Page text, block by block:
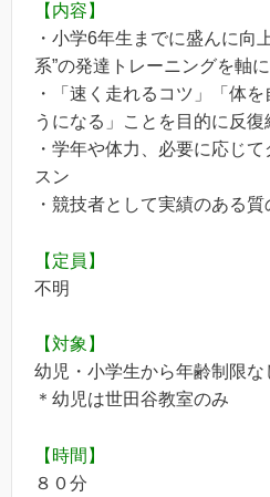
【内容】
・小学6年生までに盛んに向
系”の発達トレーニングを軸
・「速く走れるコツ」「体
うになる」ことを目的に反復
・学年や体力、必要に応じ
スン
・競技者として実績のある
【定員】
不明
【対象】
幼児・小学生から年齢制限な
＊幼児は世田谷教室のみ
【時間】
８０分